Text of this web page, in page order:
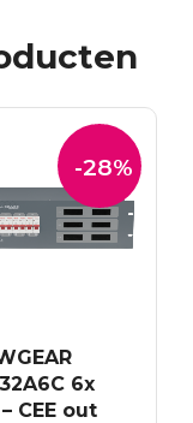
-28%
6x
CEE out